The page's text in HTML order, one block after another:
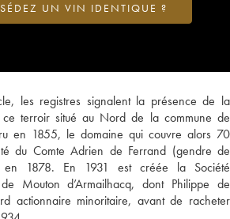
les registres signalent la présence de la
ce terroir situé au Nord de la commune de
en 1855, le domaine qui couvre alors 70
du Comte Adrien de Ferrand (gendre de
en 1878. En 1931 est créée la Société
Mouton d’Armailhacq, dont Philippe de
actionnaire minoritaire, avant de racheter
UN VIN IDENTIQUE ?